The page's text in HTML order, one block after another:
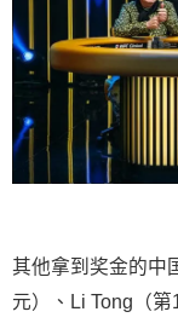
其他拿到奖金的中
元）、Li Tong（第